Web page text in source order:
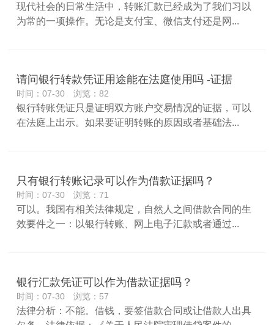
现代社会的日常生活中，转账汇款已经成为了我们习以
为常的一项操作。无论是支付宝、微信支付还是网...
请问银行转款凭证用途能在法庭使用吗 -证据
时间：07-30 浏览：82
银行转账凭证只是证明双方账户交易情况的证据，可以
在法庭上出示。如果要证明转账的原因或者基础法...
只有银行转账记录可以作为借款证据吗？
时间：07-30 浏览：71
可以。我国有相关法律规定，自然人之间借款合同的生
效要件之一：以银行转账、网上电子汇款或者通过...
银行汇款凭证可以作为借款证据吗？
时间：07-30 浏览：57
法律分析：不能。借钱，要签借款合同或让借款人出具